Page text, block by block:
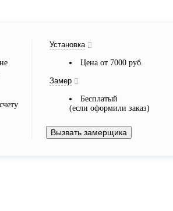
Установка
Цена от 7000 руб.
Замер
Бесплатый
(если оформили заказ)
Вызвать замерщика